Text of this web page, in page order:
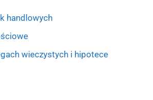
handlowych
wieczystych i hipotece